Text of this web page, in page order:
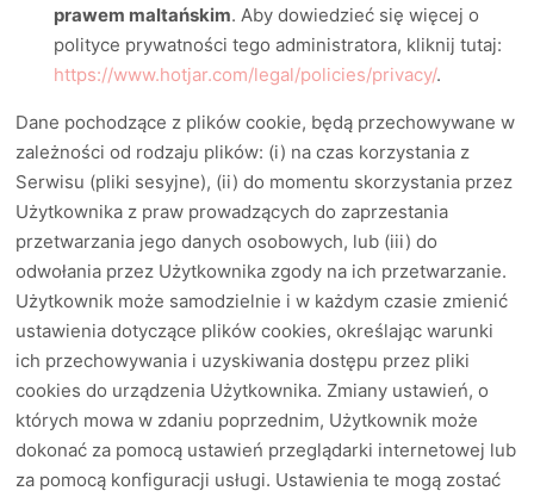
prawem maltańskim. Aby dowiedzieć się więcej o
polityce prywatności tego administratora, kliknij tutaj:
https://www.hotjar.com/legal/policies/privacy/.
Dane pochodzące z plików cookie, będą przechowywane w
zależności od rodzaju plików: (i) na czas korzystania z
Serwisu (pliki sesyjne), (ii) do momentu skorzystania przez
Użytkownika z praw prowadzących do zaprzestania
przetwarzania jego danych osobowych, lub (iii) do
odwołania przez Użytkownika zgody na ich przetwarzanie.
Użytkownik może samodzielnie i w każdym czasie zmienić
ustawienia dotyczące plików cookies, określając warunki
ich przechowywania i uzyskiwania dostępu przez pliki
cookies do urządzenia Użytkownika. Zmiany ustawień, o
których mowa w zdaniu poprzednim, Użytkownik może
dokonać za pomocą ustawień przeglądarki internetowej lub
za pomocą konfiguracji usługi. Ustawienia te mogą zostać